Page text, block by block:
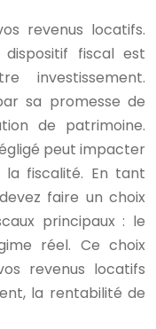
revenus locatifs.
fiscal est
investissement.
sa promesse de
de patrimoine.
peut impacter
fiscalité. En tant
faire un choix
principaux : le
réel. Ce choix
revenus locatifs
la rentabilité de